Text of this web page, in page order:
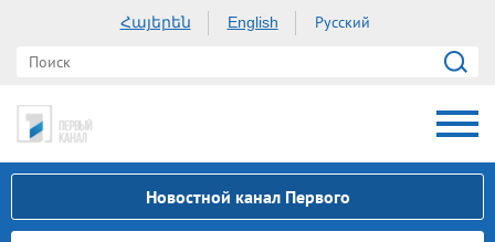
Հայերեն English Русский
Новостной канал Первого